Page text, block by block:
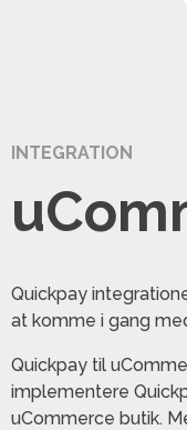
INTEGRATION
Quickpay
at komme i gang
Quickpay til
implementere
uCommerce butik.